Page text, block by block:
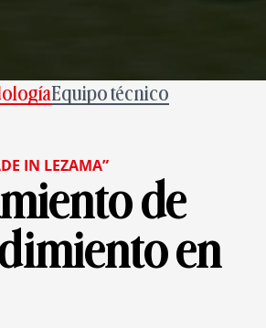
Equipo técnico
IN LEZAMA”
de
en